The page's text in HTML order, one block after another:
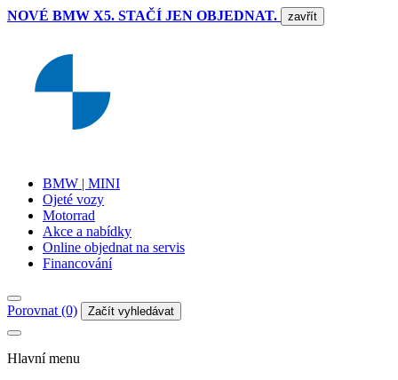
NOVÉ BMW X5. STAČÍ JEN OBJEDNAT. zavřít
BMW | MINI
Ojeté vozy
Motorrad
Akce a nabídky
Online objednat na servis
Financování
Porovnat (0) Začít vyhledávat
Hlavní menu